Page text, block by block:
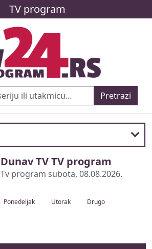
TV program
Pretrazi
Dunav TV TV program
Tv program subota, 08.08.2026.
Ponedeljak Utorak Drugo